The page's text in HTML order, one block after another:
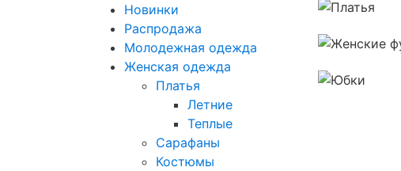
Новинки
Распродажа
Молодежная одежда
Женская одежда
Платья
Летние
Теплые
Сарафаны
Костюмы